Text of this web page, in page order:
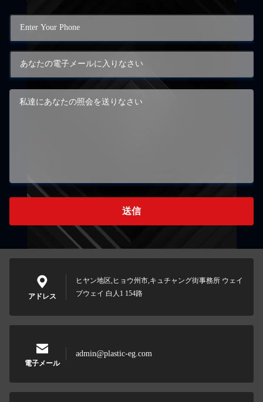
送信
アドレス
ヒヤン地区,ヒョウ州市,キュチャング街事務所 ウェイ
ブウェイ 白人1 154路
電子メール
admin@plastic-eg.com